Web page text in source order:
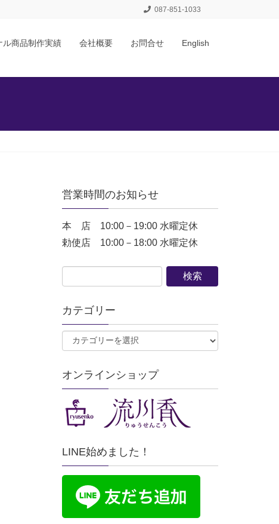
087-851-1033
ル商品制作実績 会社概要 お問合せ English
営業時間のお知らせ
本 店 10:00－19:00 水曜定休
勅使店 10:00－18:00 水曜定休
カテゴリー
オンラインショップ
LINE始めました！